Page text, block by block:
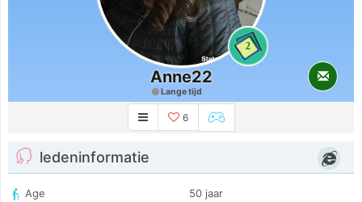
2
Anne22
Lange tijd
6
ledeninformatie
Age
50 jaar